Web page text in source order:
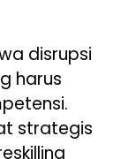
disrupsi
harus
strategis